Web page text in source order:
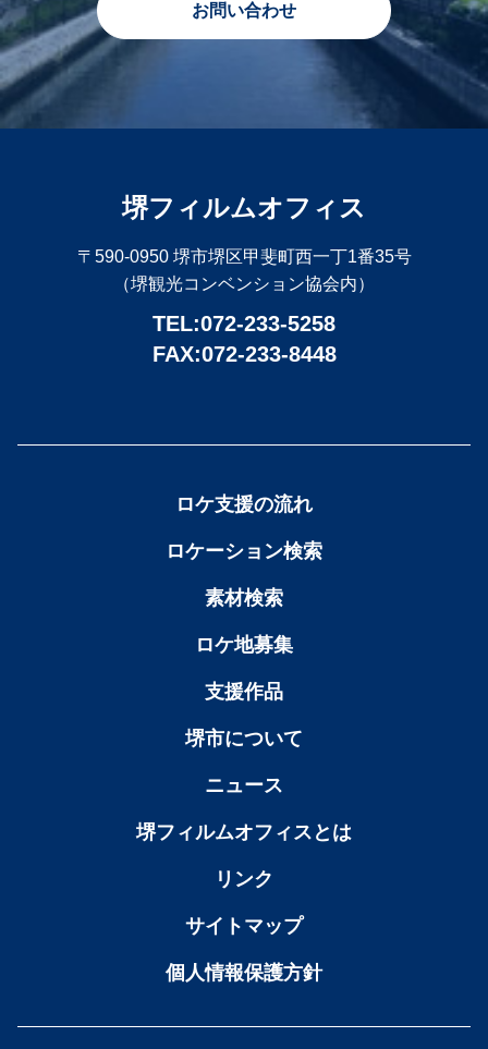
お問い合わせ
堺フィルムオフィス
〒590-0950 堺市堺区甲斐町西一丁1番35号
（堺観光コンベンション協会内）
TEL:072-233-5258
FAX:072-233-8448
ロケ支援の流れ
ロケーション検索
素材検索
ロケ地募集
支援作品
堺市について
ニュース
堺フィルムオフィスとは
リンク
サイトマップ
個人情報保護方針